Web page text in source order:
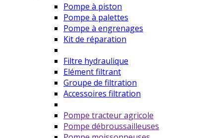
Pompe à piston
Pompe à palettes
Pompe à engrenages
Kit de réparation
Filtre hydraulique
Elément filtrant
Groupe de filtration
Accessoires filtration
Pompe tracteur agricole
Pompe débroussailleuses